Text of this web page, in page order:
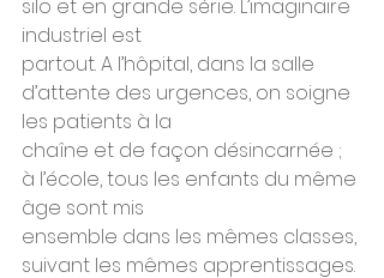
silo et en grande série. L’imaginaire
industriel est
partout. A l’hôpital, dans la salle
d’attente des urgences, on soigne
les patients à la
chaîne et de façon désincarnée ;
à l’école, tous les enfants du même
âge sont mis
ensemble dans les mêmes classes,
suivant les mêmes apprentissages.